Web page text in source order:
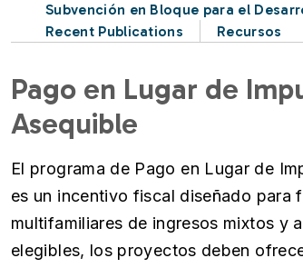
Subvención en Bloque para el
Recent Publications
Recursos
Pago en Lugar de
Asequible
El programa de Pago en Lugar de
es un incentivo fiscal diseñado para
multifamiliares de ingresos mixtos y
elegibles, los proyectos deben